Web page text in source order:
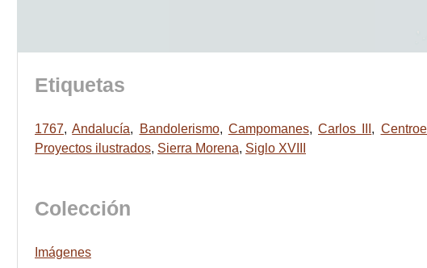
Etiquetas
1767,Andalucía, Bandolerismo, Campomanes, Carlos III ,
Proyectos ilustrados, Sierra Morena, Siglo XVIII
Colección
Imágenes